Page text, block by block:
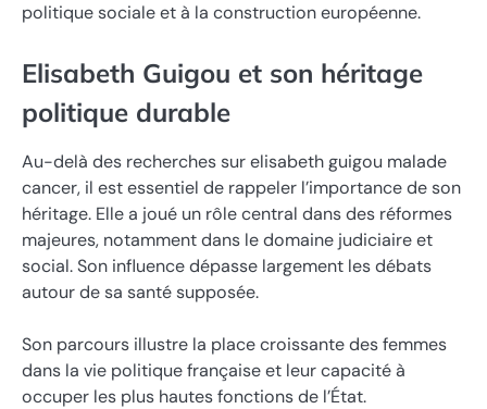
politique sociale et à la construction européenne.
Elisabeth Guigou et son héritage
politique durable
Au-delà des recherches sur elisabeth guigou malade
cancer, il est essentiel de rappeler l’importance de son
héritage. Elle a joué un rôle central dans des réformes
majeures, notamment dans le domaine judiciaire et
social. Son influence dépasse largement les débats
autour de sa santé supposée.
Son parcours illustre la place croissante des femmes
dans la vie politique française et leur capacité à
occuper les plus hautes fonctions de l’État.